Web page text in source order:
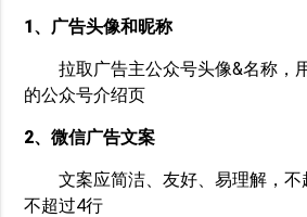
1、广告头像和昵称
拉取广告主公众号头像&名称，
的公众号介绍页
2、微信广告文案
文案应简洁、友好、易理解，
不超过4行